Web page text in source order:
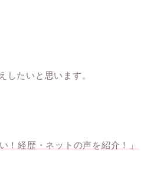
したいと思います。
！経歴・ネットの声を紹介！」